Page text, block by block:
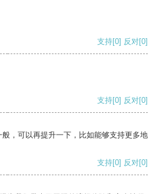
支持[0] 反对[0]
支持[0] 反对[0]
，可以再提升一下，比如能够支持更多地
支持[0] 反对[0]